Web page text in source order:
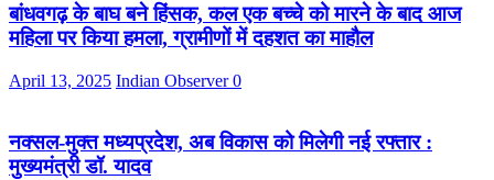
बांधवगढ़ के बाघ बने हिंसक, कल एक बच्चे को मारने के बाद आज
महिला पर किया हमला, ग्रामीणों में दहशत का माहौल
April 13, 2025 Indian Observer0
नक्सल-मुक्त मध्यप्रदेश, अब विकास को मिलेगी नई रफ्तार :
मुख्यमंत्री डॉ. यादव